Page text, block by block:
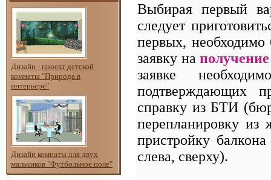
Дизайн - проект детской
комнаты "Природа в
интерьере"
Дизайн комнаты для двух
мальчиков "Футбольное поле"
Выбирая первый
следует
первых, необходимо
заявку на
заявке
подтверждающих
справку из БТИ
перепланировку из
пристройку
слева, сверху).